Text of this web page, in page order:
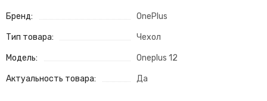
Бренд: OnePlus
Тип товара: Чехол
Модель: Oneplus 12
Актуальность товара: Да